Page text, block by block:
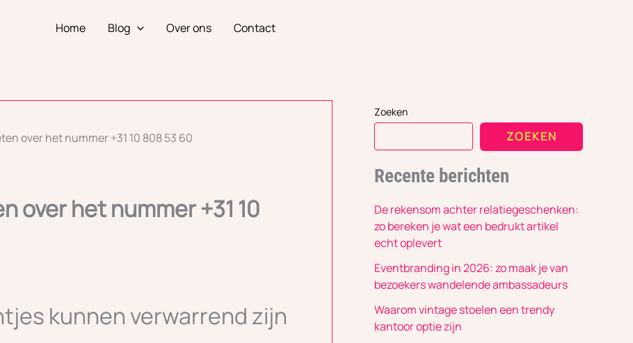
Home Blog Over ons Contact
over het nummer +31 10
kunnen verwarrend zijn
Zoeken
ZOEKEN
Recente berichten
De rekensom achter relatiegeschenken:
zo bereken je wat een bedrukt artikel
echt oplevert
Eventbranding in 2026: zo maak je van
bezoekers wandelende ambassadeurs
Waarom vintage stoelen een trendy
kantoor optie zijn